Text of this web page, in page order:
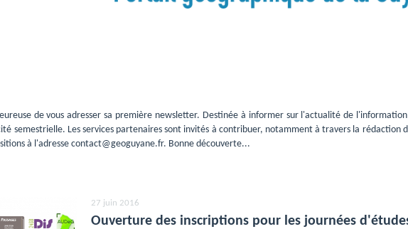
de vous adresser sa première newsletter. Destinée à informer sur l'actualité de
semestrielle. Les services partenaires sont invités à contribuer, notamment à travers la
à l'adresse contact@geoguyane.fr. Bonne découverte...
27 juin 2016
Ouverture des inscriptions pour les journées